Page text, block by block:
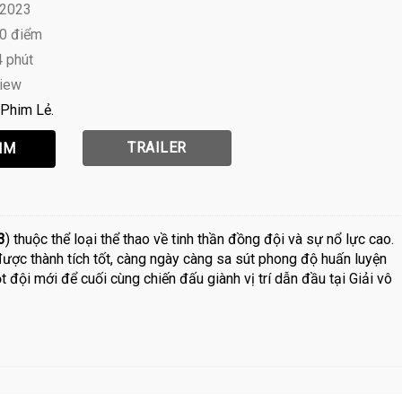
điểm
phút
Phim Lẻ
TRAILER
) thuộc thể loại thể thao về tinh thần đồng đội và sự nổ lực cao.
thành tích tốt, càng ngày càng sa sút phong độ huấn luyện
mới để cuối cùng chiến đấu giành vị trí dẫn đầu tại Giải vô